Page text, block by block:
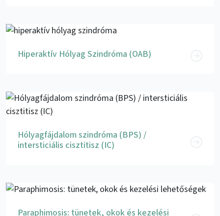
Hiperaktív Hólyag Szindróma (OAB)
Hólyagfájdalom szindróma (BPS) /
intersticiális cisztitisz (IC)
Paraphimosis: tünetek, okok és kezelési